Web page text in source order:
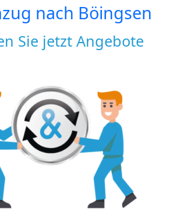
nach Böingsen
Sie jetzt Angebote